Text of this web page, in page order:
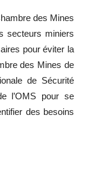
des Mines
secteurs miniers
pour éviter la
des Mines de
de Sécurité
l’OMS pour se
des besoins